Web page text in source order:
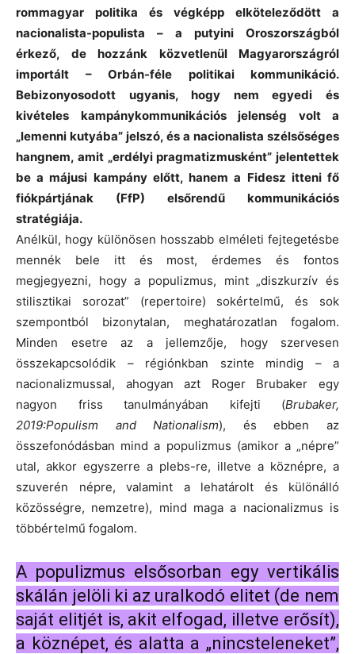
rommagyar politika és végképp elköteleződött a
nacionalista-populista – a putyini Oroszországból
érkező, de hozzánk közvetlenül Magyarországról
importált – Orbán-féle politikai kommunikáció.
Bebizonyosodott ugyanis, hogy nem egyedi és
kivételes kampánykommunikációs jelenség volt a
„lemenni kutyába” jelszó, és a nacionalista szélsőséges
hangnem, amit „erdélyi pragmatizmusként” jelentettek
be a májusi kampány előtt, hanem a Fidesz itteni fő
fiókpártjának (FfP) elsőrendű kommunikációs
stratégiája.
Anélkül, hogy különösen hosszabb elméleti fejtegetésbe
mennék bele itt és most, érdemes és fontos
megjegyezni, hogy a populizmus, mint „diszkurzív és
stilisztikai sorozat” (repertoire) sokértelmű, és sok
szempontból bizonytalan, meghatározatlan fogalom.
Minden esetre az a jellemzője, hogy szervesen
összekapcsolódik – régiónkban szinte mindig – a
nacionalizmussal, ahogyan azt Roger Brubaker egy
nagyon friss tanulmányában kifejti (Brubaker,
2019:Populism and Nationalism), és ebben az
összefonódásban mind a populizmus (amikor a „népre”
utal, akkor egyszerre a plebs-re, illetve a köznépre, a
szuverén népre, valamint a lehatárolt és különálló
közösségre, nemzetre), mind maga a nacionalizmus is
többértelmű fogalom.
A populizmus elsősorban egy vertikális
skálán jelöli ki az uralkodó elitet (de nem
saját elitjét is, akit elfogad, illetve erősít),
a köznépet, és alatta a „nincsteleneket”,